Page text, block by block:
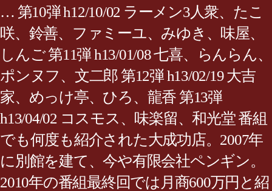
… 第10弾 h12/10/02 ラーメン3人衆、たこ
咲、鈴善、ファミーユ、みゆき、味屋、
しんご 第11弾 h13/01/08 七喜、らんらん、
ポンヌフ、文二郎 第12弾 h13/02/19 大吉
家、めっけ亭、ひろ、龍香 第13弾
h13/04/02 コスモス、味楽留、和光堂 番組
でも何度も紹介された大成功店。2007年
に別館を建て、今や有限会社ペンギン。
2010年の番組最終回では月商600万円と紹